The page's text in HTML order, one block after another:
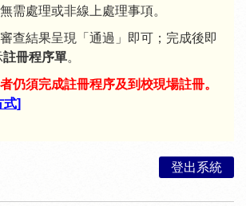
需處理或非線上處理事項。
查結果呈現「通過」即可；完成後即
註冊程序單。
仍須完成註冊程序及到校現場註冊。
式]
登出系統